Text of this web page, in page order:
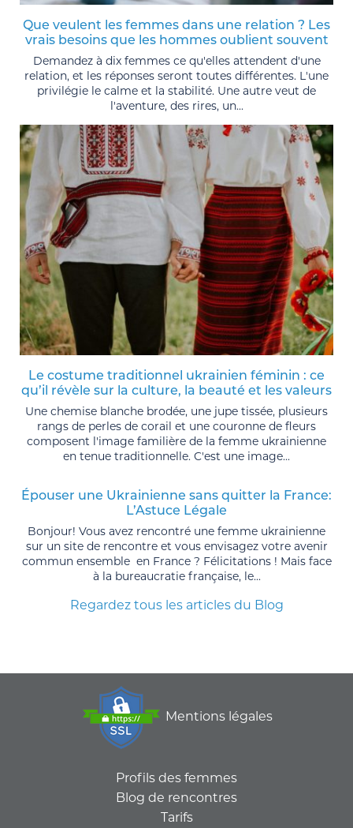
Que veulent les femmes dans une relation ? Les
vrais besoins que les hommes oublient souvent
Demandez à dix femmes ce qu'elles attendent d'une
relation, et les réponses seront toutes différentes. L'une
privilégie le calme et la stabilité. Une autre veut de
l'aventure, des rires, un...
Le costume traditionnel ukrainien féminin : ce
qu’il révèle sur la culture, la beauté et les valeurs
Une chemise blanche brodée, une jupe tissée, plusieurs
rangs de perles de corail et une couronne de fleurs
composent l'image familière de la femme ukrainienne
en tenue traditionnelle. C'est une image...
Épouser une Ukrainienne sans quitter la France:
L’Astuce Légale
Bonjour! Vous avez rencontré une femme ukrainienne
sur un site de rencontre et vous envisagez votre avenir
commun ensemble en France ? Félicitations ! Mais face
à la bureaucratie française, le...
Regardez tous les articles du Blog
Mentions légales
Profils des femmes
Blog de rencontres
Tarifs